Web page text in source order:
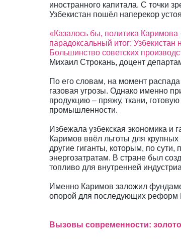
иностранного капитала. С точки
Узбекистан пошёл наперекор
«Казалось бы, политика Каримова
парадоксальный итог:
Большинство советских
Михаил Строкань, доцент
По его словам, на момент
газовая угрозы. Однако именно
продукцию – пряжу, ткани,
промышленности.
Избежала узбекская экономика и
Каримов ввёл льготы для
другие гиганты, которым, по
энергозатратам. В стране был
топливо для внутренней
Именно Каримов заложил
опорой для последующих реформ
Вызовы современности: